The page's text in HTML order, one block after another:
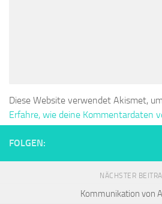
Diese Website verwendet Akismet,
Erfahre, wie deine Kommentardaten
FOLGEN:
NÄCHSTER
Kommunikation von